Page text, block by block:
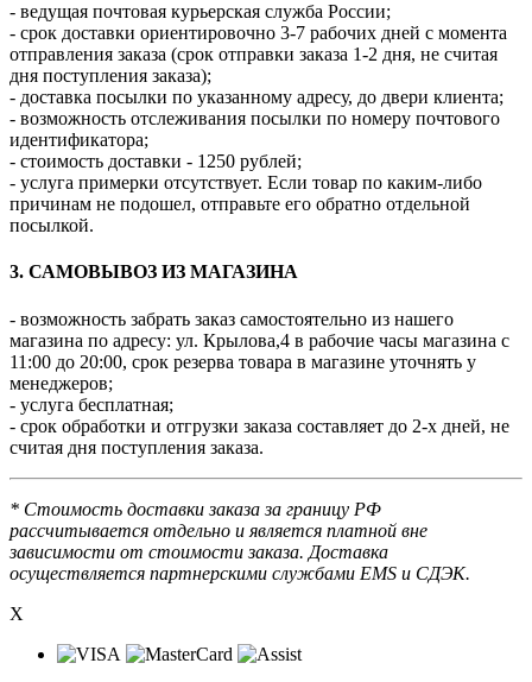
- ведущая почтовая курьерская служба России;
- срок доставки ориентировочно 3-7 рабочих дней с момента
отправления заказа (срок отправки заказа 1-2 дня, не считая
дня поступления заказа);
- доставка посылки по указанному адресу, до двери клиента;
- возможность отслеживания посылки по номеру почтового
идентификатора;
- стоимость доставки - 1250 рублей;
- услуга примерки отсутствует. Если товар по каким-либо
причинам не подошел, отправьте его обратно отдельной
посылкой.
3. САМОВЫВОЗ ИЗ МАГАЗИНА
- возможность забрать заказ самостоятельно из нашего
магазина по адресу: ул. Крылова,4 в рабочие часы магазина с
11:00 до 20:00, срок резерва товара в магазине уточнять у
менеджеров;
- услуга бесплатная;
- срок обработки и отгрузки заказа составляет до 2-х дней, не
считая дня поступления заказа.
* Стоимость доставки заказа за границу РФ
рассчитывается отдельно и является платной вне
зависимости от стоимости заказа. Доставка
осуществляется партнерскими службами EMS и СДЭК.
X